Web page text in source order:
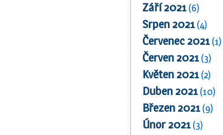
Září 2021 (6)
Srpen 2021 (4)
Červenec 2021 (1)
Červen 2021 (3)
Květen 2021 (2)
Duben 2021 (10)
Březen 2021 (9)
Únor 2021 (3)